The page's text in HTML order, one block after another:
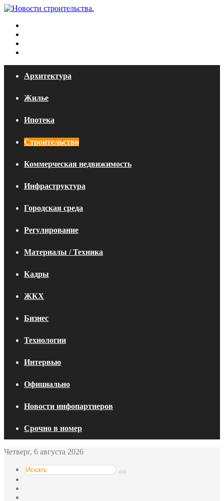
Архитектура
Жилье
Ипотека
Строительство
Коммерческая недвижимость
Инфраструктура
Городская среда
Регулирование
Материалы / Техника
Кадры
ЖКХ
Бизнес
Технологии
Интервью
Официально
Новости инфопартнеров
Срочно в номер
Четверг, 6 августа 2026
Искать